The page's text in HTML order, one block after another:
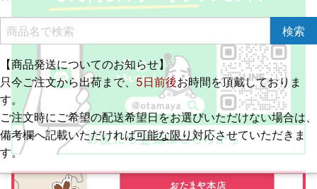
【商品発送についてのお知らせ】
只今ご注文から出荷まで、5日前後お時間を頂戴しておりま
す。
ご注文時にご希望の配送希望日をお選びいただけない場合は、
備考欄へ記載いただければ可能な限り対応させていただきま
す。